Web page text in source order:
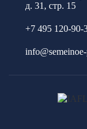
д. 31, стр. 15
+7 495 120-90-